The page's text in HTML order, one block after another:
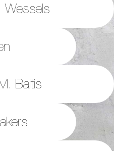
Wessels
Baltis